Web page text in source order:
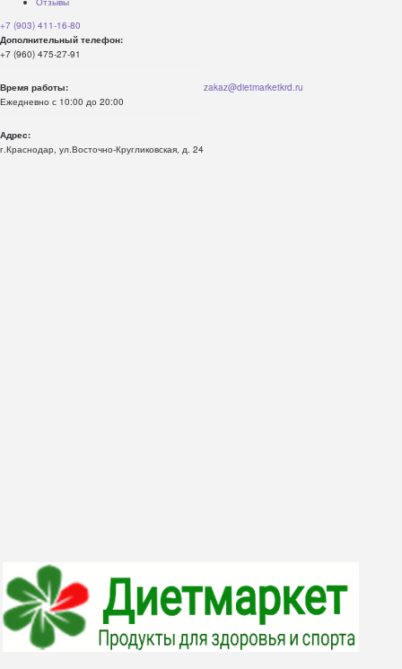
+7 (903) 411-16-80
Дополнительный телефон:
+7 (960) 475-27-91
Время работы:
Ежедневно с 10:00 до 20:00
Адрес:
г.Краснодар, ул.Восточно-Кругликовская, д. 24
zakaz@dietmarketkrd.ru